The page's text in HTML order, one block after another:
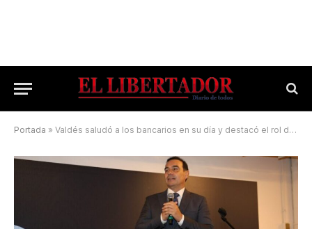
Portada » Valdés saludó a los bancarios en su día y destacó el rol del Banco de Corrientes